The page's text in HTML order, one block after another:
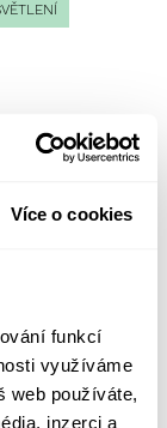
Více o cookies
funkcí
využíváme
web používáte,
inzerci a